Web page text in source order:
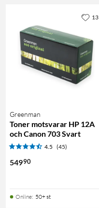
Greenman
Toner motsvarar HP 12A
och Canon 703 Svart
4.5 (45)
54990
Online: 50+ st
13